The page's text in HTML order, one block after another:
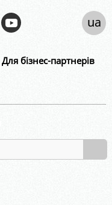
Для бізнес-партнерів
ua